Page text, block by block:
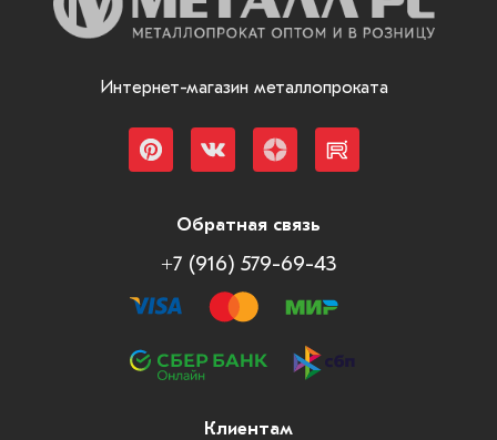
Интернет-магазин металлопроката
Обратная связь
+7 (916) 579-69-43
Клиентам